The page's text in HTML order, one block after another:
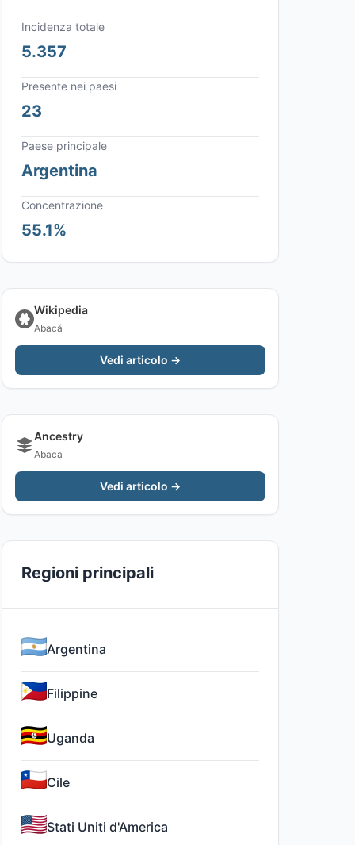
Incidenza totale
5.357
Presente nei paesi
23
Paese principale
Argentina
Concentrazione
55.1%
Wikipedia
Abacá
Vedi articolo →
Ancestry
Abaca
Vedi articolo →
Regioni principali
Argentina
Filippine
Uganda
Cile
Stati Uniti d'America